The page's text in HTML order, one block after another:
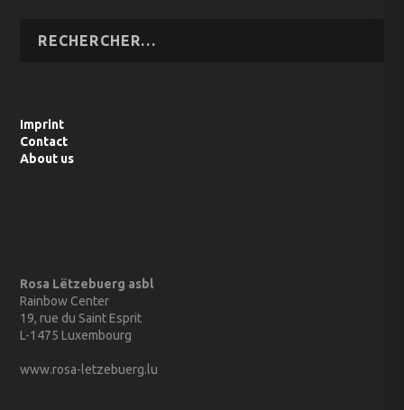
Imprint
Contact
About us
Rosa Lëtzebuerg asbl
Rainbow Center
19, rue du Saint Esprit
L-1475 Luxembourg
www.rosa-letzebuerg.lu